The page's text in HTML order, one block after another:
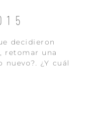
decidieron
retomar una
¿Y cuál